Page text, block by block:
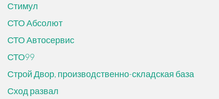
Стимул
СТО Абсолют
СТО Автосервис
СТО99
Строй Двор, производственно-складская база
Сход развал